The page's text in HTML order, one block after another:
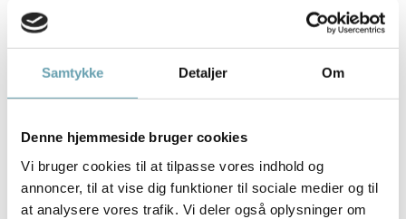
Samtykke Detaljer Om
Denne hjemmeside bruger cookies
Vi bruger cookies til at tilpasse vores indhold og
annoncer, til at vise dig funktioner til sociale medier og til
at analysere vores trafik. Vi deler også oplysninger om
Brands
Delbetaling
Fast Løbetid Plus
Fast Løbetid Fri
Kontakt